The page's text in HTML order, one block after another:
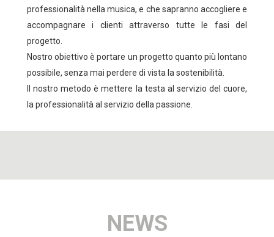
professionalità nella musica, e che sapranno accogliere e
accompagnare i clienti attraverso tutte le fasi del
progetto.
Nostro obiettivo è portare un progetto quanto più lontano
possibile, senza mai perdere di vista la sostenibilità.
Il nostro metodo è mettere la testa al servizio del cuore,
la professionalità al servizio della passione.
NEWS